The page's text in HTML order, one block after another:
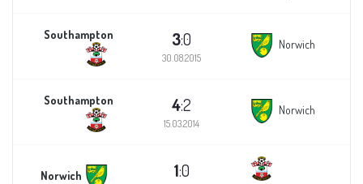
Southampton 3:0
30.08.2015
Norwich
Southampton 4:2
15.03.2014
Norwich
Norwich 1:0